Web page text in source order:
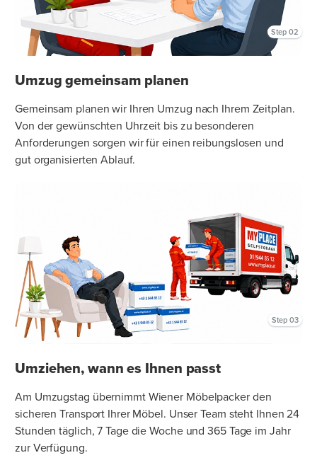
Umzug gemeinsam planen
Gemeinsam planen wir Ihren Umzug nach Ihrem Zeitplan.
Von der gewünschten Uhrzeit bis zu besonderen
Anforderungen sorgen wir für einen reibungslosen und
gut organisierten Ablauf.
Step 02
Umziehen, wann es Ihnen passt
Am Umzugstag übernimmt Wiener Möbelpacker den
sicheren Transport Ihrer Möbel. Unser Team steht Ihnen 24
Stunden täglich, 7 Tage die Woche und 365 Tage im Jahr
zur Verfügung.
Step 03